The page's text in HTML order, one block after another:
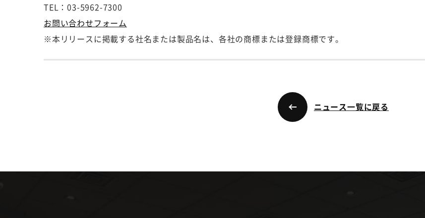
TEL：03-5962-7300
お問い合わせフォーム
※本リリースに掲載する社名または製品名は、各社の商標または登録商標です。
ニュース一覧に戻る